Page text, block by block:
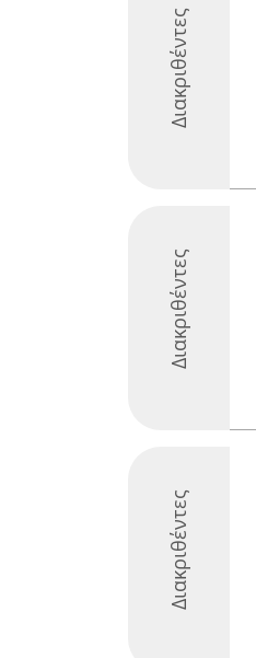
Διακριθέντες
Διακριθέντες
Διακριθέντες